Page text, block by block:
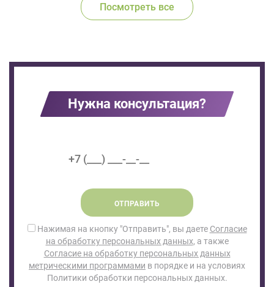
Посмотреть все
Нужна консультация?
ОТПРАВИТЬ
Нажимая на кнопку "Отправить", вы даете Согласие
на обработку персональных данных, а также
Согласие на обработку персональных данных
метрическими программами в порядке и на условиях
Политики обработки персональных данных.